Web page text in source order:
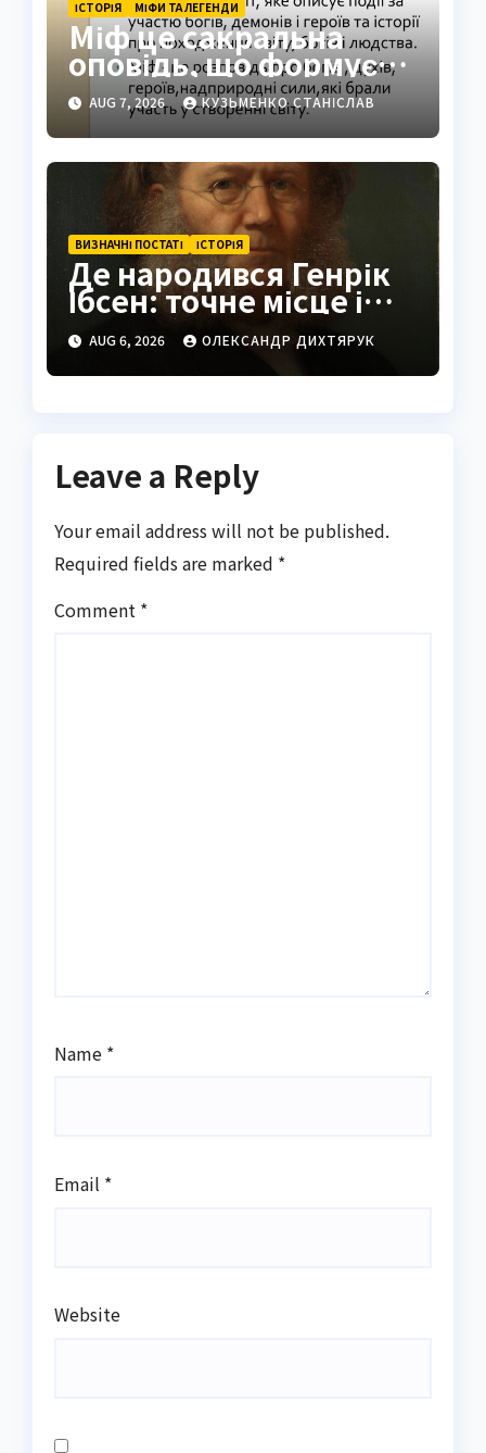
ІСТОРІЯ МІФИ ТА ЛЕГЕНДИ
Міф це сакральна
оповідь, що формує
світогляд народів
AUG 7, 2026 КУЗЬМЕНКО СТАНІСЛАВ
ВИЗНАЧНІ ПОСТАТІ ІСТОРІЯ
Де народився Генрік
Ібсен: точне місце і
історія
AUG 6, 2026 ОЛЕКСАНДР ДИХТЯРУК
Leave a Reply
Your email address will not be published.
Required fields are marked *
Comment *
Name *
Email *
Website